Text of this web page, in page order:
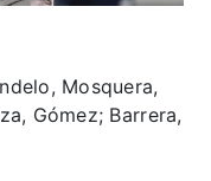
Mosquera,
Gómez; Barrera,